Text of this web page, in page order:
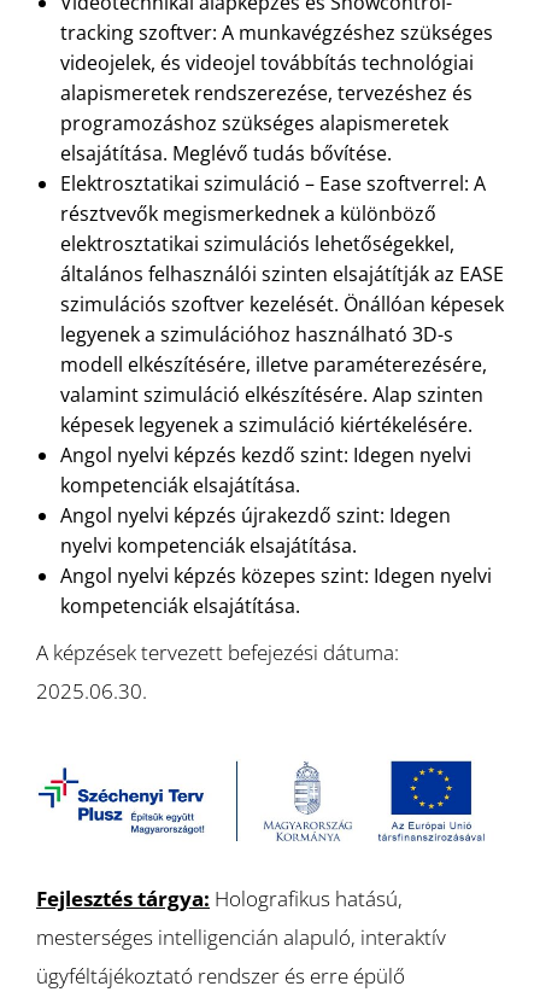
tracking szoftver: A munkavégzéshez szükséges
videojelek, és videojel továbbítás technológiai
alapismeretek rendszerezése, tervezéshez és
programozáshoz szükséges alapismeretek
elsajátítása. Meglévő tudás bővítése.
Elektrosztatikai szimuláció – Ease szoftverrel: A
résztvevők megismerkednek a különböző
elektrosztatikai szimulációs lehetőségekkel,
általános felhasználói szinten elsajátítják az EASE
szimulációs szoftver kezelését. Önállóan képesek
legyenek a szimulációhoz használható 3D-s
modell elkészítésére, illetve paraméterezésére,
valamint szimuláció elkészítésére. Alap szinten
képesek legyenek a szimuláció kiértékelésére.
Angol nyelvi képzés kezdő szint: Idegen nyelvi
kompetenciák elsajátítása.
Angol nyelvi képzés újrakezdő szint: Idegen
nyelvi kompetenciák elsajátítása.
Angol nyelvi képzés közepes szint: Idegen nyelvi
kompetenciák elsajátítása.
A képzések tervezett befejezési dátuma:
2025.06.30.
Fejlesztés tárgya: Holografikus hatású,
mesterséges intelligencián alapuló, interaktív
ügyféltájékoztató rendszer és erre épülő